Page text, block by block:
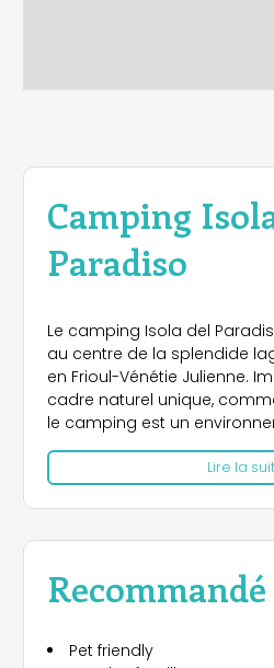
Camping
Paradiso
Le camping Isola del
au centre de la splendide
en Frioul-Vénétie Julienne.
cadre naturel unique,
le camping est un
intact, adapté à tous ceux
le bien-être, la détente,
avec la nature. Cette petite
grande partie recouverte
végétation dense, est
trop de faste. Ici, vous aurez
grands emplacements
lagon. Ils conviennent tous à
Lire la
Pet friendly